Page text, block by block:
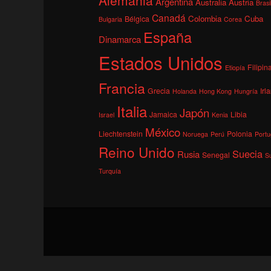
Brasil
Bulgaria Bélgica Canadá Colombia Corea Cuba
Dinamarca España
Estados Unidos Etiopía
Francia Grecia Holanda Hong Kong Hungría
Israel Italia Jamaica Japón Kenia Libia
Liechtenstein México Noruega Perú Polonia
Reino Unido Rusia Senegal Suecia
Turquía